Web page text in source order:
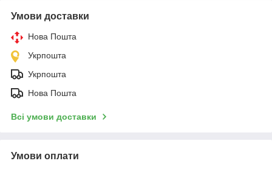
Умови доставки
Нова Пошта
Укрпошта
Укрпошта
Нова Пошта
Всі умови доставки
Умови оплати